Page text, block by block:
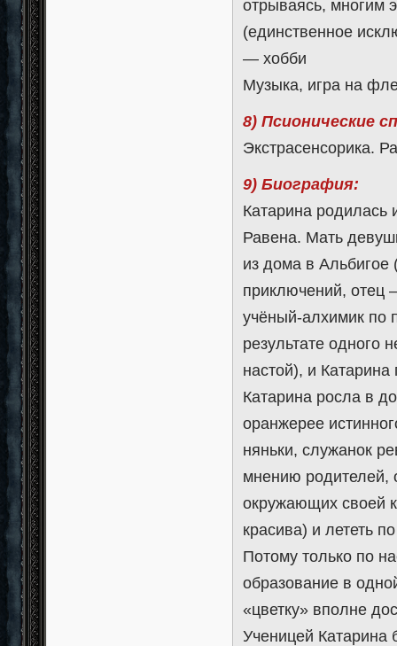
отрываясь, многим
(единственное
— хобби
Музыка, игра на
8) Псионические
Экстрасенсорика.
9) Биография:
Катарина родилась
Равена. Мать
из дома в Альбигое
приключений, отец
учёный-алхимик по
результате одного
настой), и Катарина
Катарина росла в
оранжерее
няньки, служанок
мнению родителей,
окружающих своей
красива) и лететь
Потому только по
образование в
«цветку» вполне
Ученицей Катарина